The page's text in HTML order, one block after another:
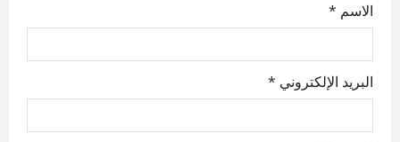
الاسم *
البريد الإلكتروني *